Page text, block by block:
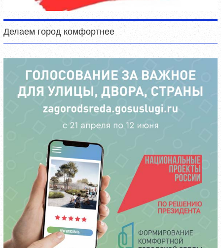
Делаем город комфортнее